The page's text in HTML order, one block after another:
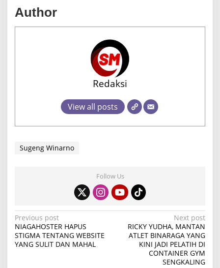
Author
Redaksi
View all posts
Sugeng Winarno
Follow Us
P
o
s
Previous post
NIAGAHOSTER HAPUS
STIGMA TENTANG WEBSITE
YANG SULIT DAN MAHAL
Next post
RICKY YUDHA, MANTAN
ATLET BINARAGA YANG
KINI JADI PELATIH DI
CONTAINER GYM
SENGKALING